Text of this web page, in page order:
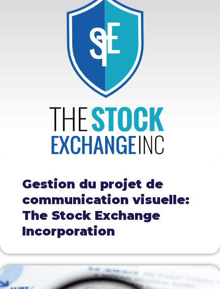
Gestion du projet de
communication visuelle:
The Stock Exchange
Incorporation